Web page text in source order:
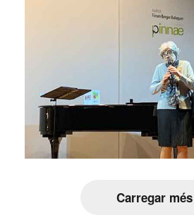
Carregar més